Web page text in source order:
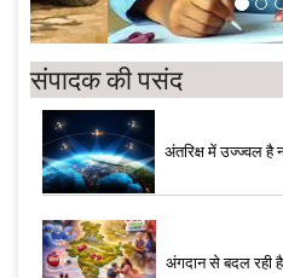
संपादक की पसंद
अंतरिक्ष में उज्ज्वल है
अंगदान से बदल रही है